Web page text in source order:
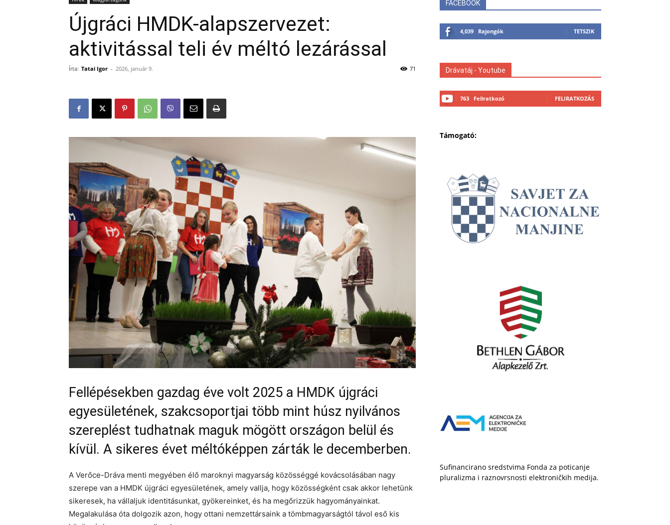
Újgráci HMDK-alapszervezet:
aktivitással teli év méltó lezárással
Írta: Tatai Igor - 2026, január 9. 71
Fellépésekben gazdag éve volt 2025 a HMDK újgráci
egyesületének, szakcsoportjai több mint húsz nyilvános
szereplést tudhatnak maguk mögött országon belül és
kívül. A sikeres évet méltóképpen zárták le decemberben.
A Verőce-Dráva menti megyében élő maroknyi magyarság közösséggé kovácsolásában nagy
szerepe van a HMDK újgráci egyesületének, amely vallja, hogy közösségként csak akkor lehetünk
sikeresek, ha vállaljuk identitásunkat, gyökereinket, és ha megőrizzük hagyományainkat.
Megalakulása óta dolgozik azon, hogy ottani nemzettársaink a tömbmagyarságtól távol eső kis
FACEBOOK
4,039 Rajongók TETSZIK
Drávatáj - Youtube
763 Feliratkozó FELIRATKOZÁS
Támogató:
Sufinancirano sredstvima Fonda za poticanje
pluralizma i raznovrsnosti elektroničkih medija.